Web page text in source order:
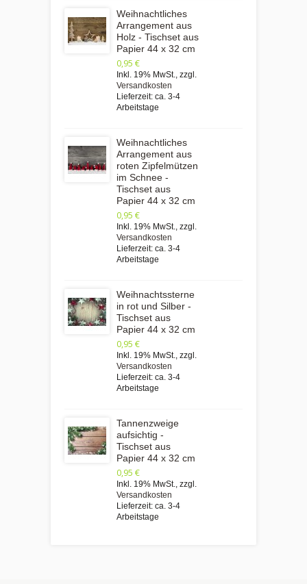
Weihnachtliches
Arrangement aus
Holz - Tischset aus
Papier 44 x 32 cm
0,95 €
Inkl. 19% MwSt. zzgl.
Versandkosten
Lieferzeit: ca. 3-4
Arbeitstage
Weihnachtliches
Arrangement aus
roten Zipfelmützen
im Schnee -
Tischset aus
Papier 44 x 32 cm
0,95 €
Inkl. 19% MwSt. zzgl.
Versandkosten
Lieferzeit: ca. 3-4
Arbeitstage
Weihnachtssterne
in rot und Silber -
Tischset aus
Papier 44 x 32 cm
0,95 €
Inkl. 19% MwSt. zzgl.
Versandkosten
Lieferzeit: ca. 3-4
Arbeitstage
Tannenzweige
aufsichtig -
Tischset aus
Papier 44 x 32 cm
0,95 €
Inkl. 19% MwSt. zzgl.
Versandkosten
Lieferzeit: ca. 3-4
Arbeitstage